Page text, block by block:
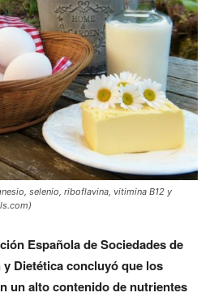
selenio, riboflavina, vitimina B12 y
Española de Sociedades de
Dietética concluyó que los
un alto contenido de nutrientes